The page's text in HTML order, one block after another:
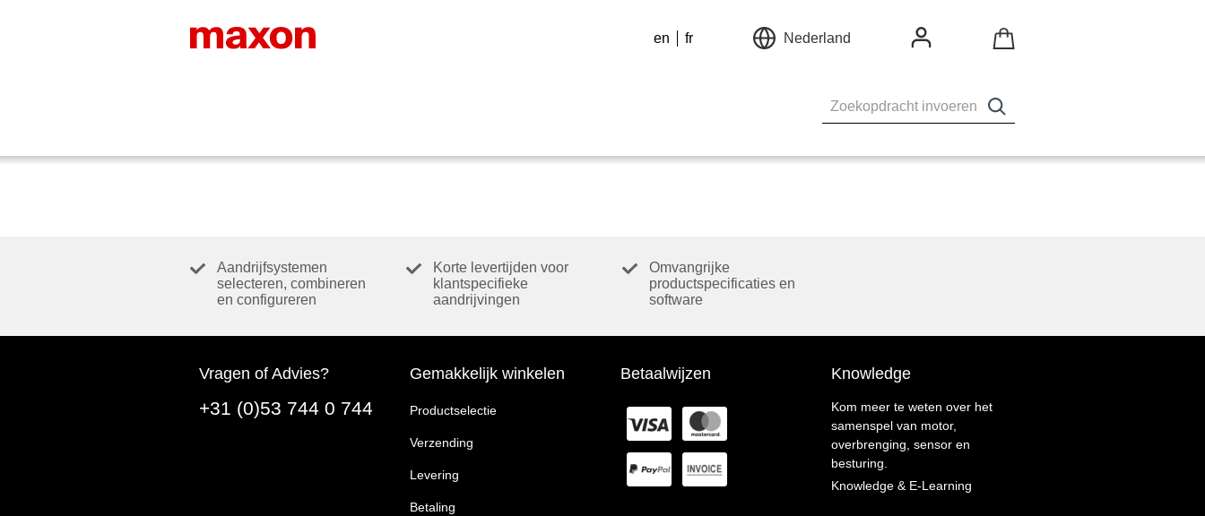
en fr Nederland
Aandrijfsystemen
selecteren, combineren
en configureren
Korte levertijden voor
klantspecifieke
aandrijvingen
Omvangrijke
productspecificaties en
software
Vragen of Advies?
+31 (0)53 744 0 744
Gemakkelijk winkelen
Productselectie
Verzending
Levering
Betaling
Betaalwijzen Knowledge
Kom meer te weten over het
samenspel van motor,
overbrenging, sensor en
besturing.
Knowledge & E-Learning